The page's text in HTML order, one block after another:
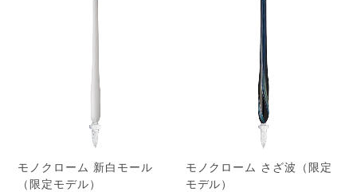
モノクローム 新白モール
（限定モデル）
モノクローム さざ波（限定
モデル）